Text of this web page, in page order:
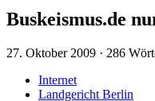
Buskeismus.de
27. Oktober 2009 · 286
Internet
Landgericht Berlin